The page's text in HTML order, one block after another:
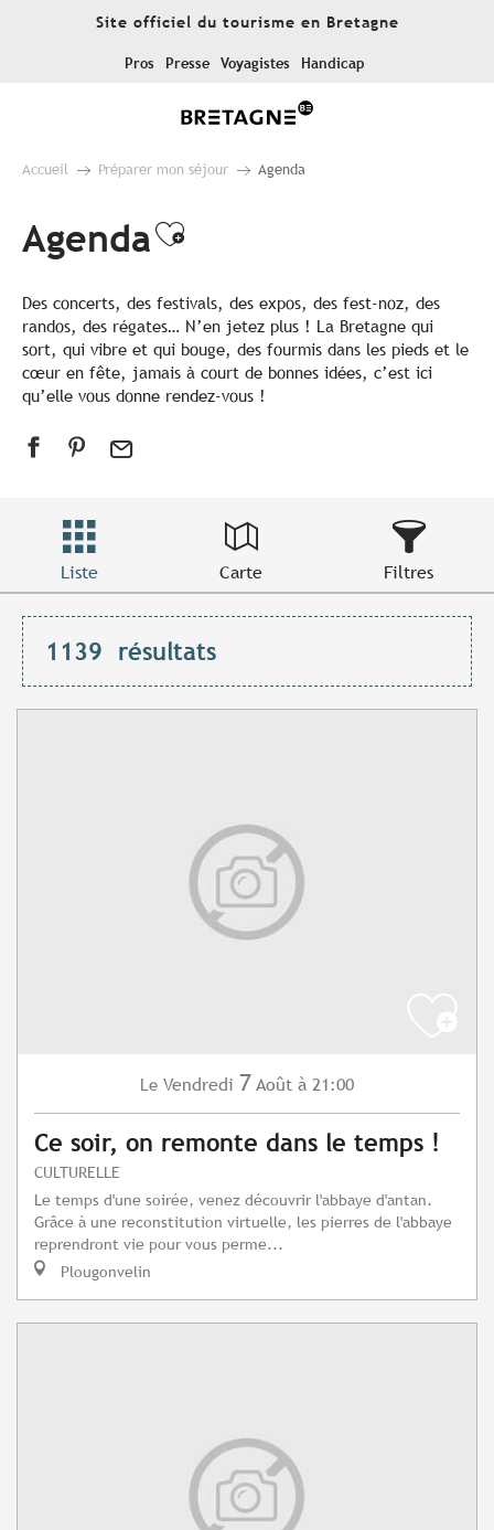
Site officiel du tourisme en Bretagne
Pros Presse Voyagistes Handicap
Accueil Préparer mon séjour Agenda
AgendaAjouter aux favoris
Des concerts, des festivals, des expos, des fest-noz, des
randos, des régates… N’en jetez plus ! La Bretagne qui
sort, qui vibre et qui bouge, des fourmis dans les pieds et le
cœur en fête, jamais à court de bonnes idées, c’est ici
qu’elle vous donne rendez-vous !
Liste Carte Filtres
1139 résultats
Le Vendredi 7 Août à 21:00
Ce soir, on remonte dans le temps !
CULTURELLE
Le temps d'une soirée, venez découvrir l'abbaye d'antan.
Grâce à une reconstitution virtuelle, les pierres de l'abbaye
reprendront vie pour vous perme...
Plougonvelin